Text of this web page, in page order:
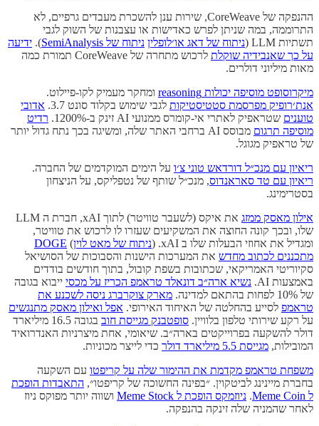
ההנפקה של CoreWeave, שירות ענן להשכרת מעבדים גרפיים, לא
התרוממה, במה שניתן לפרש כאדישות או עצבנות של השוק לגבי
תשתיות LLM (
ניתוח של דאג או׳לופלין ניתוח של SemiAnalysis ). ידיעה
על כך שאנבידיה שוקלת
לרכוש מתחרה של CoreWeave תמורת כמה
מאות מיליוני דולרים.
מיקרוסופט מוסיפה יכולות reasoning
ומחקר מעמיק לקו-פיילוט.
אנת׳רופיק מפרסמת סטטיסטיקות לגבי שימוש בקלוד סונט 3.7.
אדובי
טוענים שטראפיק לאתרי אי-קומרס ממנועי AI זינק ב-1200%.
רדיט
מוסיפה תרגום
מבוסס AI ברחבי האתר שלה, ומשיגה בכך נתח גדול יותר
של טראפיק מגוגל.
ריאיון עם מנכ״ל דורדאש טוני צ׳ו על הימים המוקדמים של החברה.
ריאיון עם טד סאראנדוס, מנכ״ל שותף של נטפליקס, על הניצחון
בסטרימינג.
אילון מאסק ממזג
את איקס (לשעבר טוויטר) לתוך xAI, חברת ה LLM
שלו, ובכך קונה החוצה את המשקיעים שעזרו לו לרכוש את טוויטר,
ומגדיל את אחוזי הבעלות שלו ב xAI. (
ניתוח של מאט לוין)
DOGE
מתכננים לכתוב מחדש את המערכות הישנות והסבוכות של הסושיאל
סקיוריטי האמריקאי, שכתובות בשפת קובול, בתוך חודשים בודדים
באמצעות AI.
נשיא ארה״ב דונאלד טראמפ הכריז על מכסי ייבוא בגובה
של 10% לפחות בהתאם למדינה.
מארק צוקרברג ניסה לשכנע את
טראמפ לסייע בהחלטה של האיחוד האירופי. אפל ואילון מאסק מתנגשים
על רקע שירותי טלפון בלוויין. סופטבנק מגייסת חוב
בגובה 16.5 מיליארד
דולר להשקעה בפרוייקטים בארה״ב. שיאומי, אחת מיצרניות האנדרואיד
המובילות, מגייסת 5.5 מיליארד דולר
כדי לייצר מכוניות.
משפחת טראמפ מקדמת את ההימור שלה על קריפטו עם השקעה
בחברת מיינינג לביטקוין. ״בפינה החשוכה של קריפטו״, התאבדות הופכת
ל Meme Coin
. ניוזמקס הופכת ל Meme Stock
ושווה יותר מפוקס ניוז
לאחר שהמניה שלה זינקה בהנפקה.